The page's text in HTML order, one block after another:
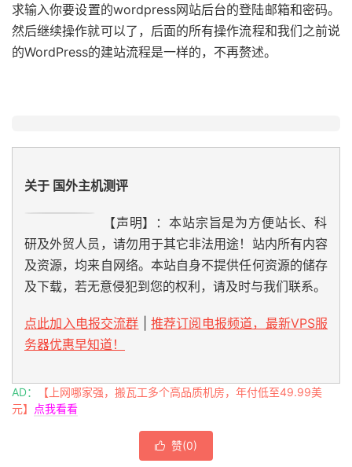
求输入你要设置的wordpress网站后台的登陆邮箱和密码。
然后继续操作就可以了，后面的所有操作流程和我们之前说
的WordPress的建站流程是一样的，不再赘述。
关于 国外主机测评
【声明】：本站宗旨是为方便站长、科
研及外贸人员，请勿用于其它非法用途！站内所有内容
及资源，均来自网络。本站自身不提供任何资源的储存
及下载，若无意侵犯到您的权利，请及时与我们联系。
点此加入电报交流群
推荐订阅电报频道，最新VPS服
务器优惠早知道！
AD：
【上网哪家强，搬瓦工多个高品质机房，年付低至49.99美
元】
点我看看
 赞(0)